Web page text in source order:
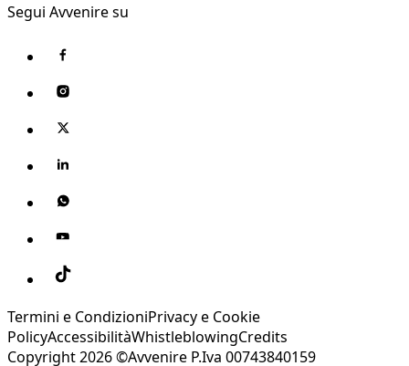
Segui Avvenire su
Termini e CondizioniPrivacy e Cookie
PolicyAccessibilitàWhistleblowingCredits
Copyright 2026 ©Avvenire P.Iva 00743840159